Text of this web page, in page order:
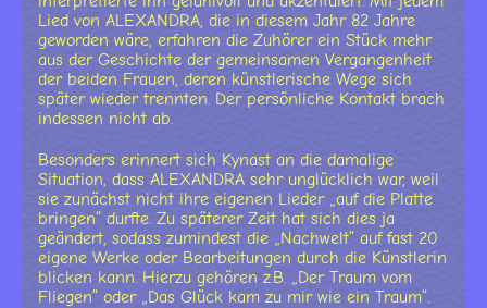
Lied von ALEXANDRA, die in diesem Jahr 82 Jahre
geworden wäre, erfahren die Zuhörer ein Stück mehr
aus der Geschichte der gemeinsamen Vergangenheit
der beiden Frauen, deren künstlerische Wege sich
später wieder trennten. Der persönliche Kontakt brach
indessen nicht ab.
Besonders erinnert sich Kynast an die damalige
Situation, dass ALEXANDRA sehr unglücklich war, weil
sie zunächst nicht ihre eigenen Lieder „auf die Platte
bringen“ durfte. Zu späterer Zeit hat sich dies ja
geändert, sodass zumindest die „Nachwelt“ auf fast 20
eigene Werke oder Bearbeitungen durch die Künstlerin
blicken kann. Hierzu gehören z.B. „Der Traum vom
Fliegen“ oder „Das Glück kam zu mir wie ein Traum“.